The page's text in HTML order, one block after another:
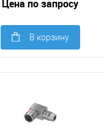
Цена по запросу
В корзину